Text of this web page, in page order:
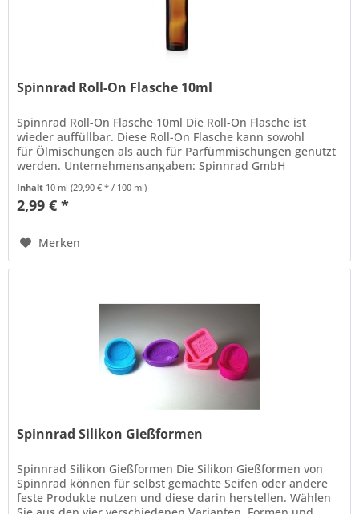
Spinnrad Roll-On Flasche 10ml
Spinnrad Roll-On Flasche 10ml Die Roll-On Flasche ist
wieder auffüllbar. Diese Roll-On Flasche kann sowohl
für Ölmischungen als auch für Parfümmischungen genutzt
werden. Unternehmensangaben: Spinnrad GmbH
Inhalt 10 ml(29,90 € * / 100 ml)
2,99 € *
Merken
Spinnrad Silikon Gießformen
Spinnrad Silikon Gießformen Die Silikon Gießformen von
Spinnrad können für selbst gemachte Seifen oder andere
feste Produkte nutzen und diese darin herstellen. Wählen